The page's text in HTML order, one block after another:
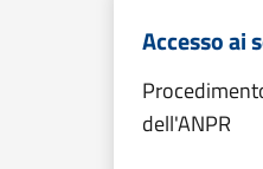
Accesso ai
dell'ANPR